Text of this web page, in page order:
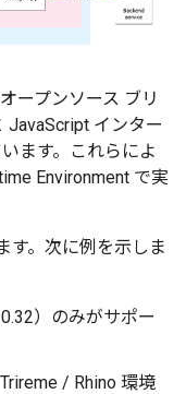
ープンソース ブリ
JavaScript インター
ます。これらによ
Environment で実
す。次に例を示しま
）のみがサポー
/ Rhino 環境